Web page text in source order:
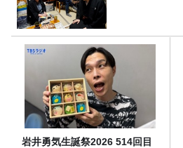
岩井勇気生誕祭2026 514回目